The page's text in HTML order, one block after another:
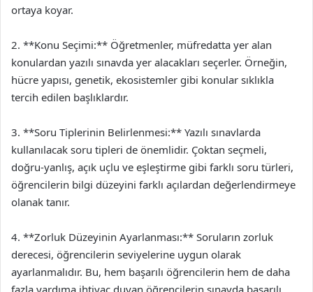
ortaya koyar.
2. **Konu Seçimi:** Öğretmenler, müfredatta yer alan
konulardan yazılı sınavda yer alacakları seçerler. Örneğin,
hücre yapısı, genetik, ekosistemler gibi konular sıklıkla
tercih edilen başlıklardır.
3. **Soru Tiplerinin Belirlenmesi:** Yazılı sınavlarda
kullanılacak soru tipleri de önemlidir. Çoktan seçmeli,
doğru-yanlış, açık uçlu ve eşleştirme gibi farklı soru türleri,
öğrencilerin bilgi düzeyini farklı açılardan değerlendirmeye
olanak tanır.
4. **Zorluk Düzeyinin Ayarlanması:** Soruların zorluk
derecesi, öğrencilerin seviyelerine uygun olarak
ayarlanmalıdır. Bu, hem başarılı öğrencilerin hem de daha
fazla yardıma ihtiyaç duyan öğrencilerin sınavda başarılı